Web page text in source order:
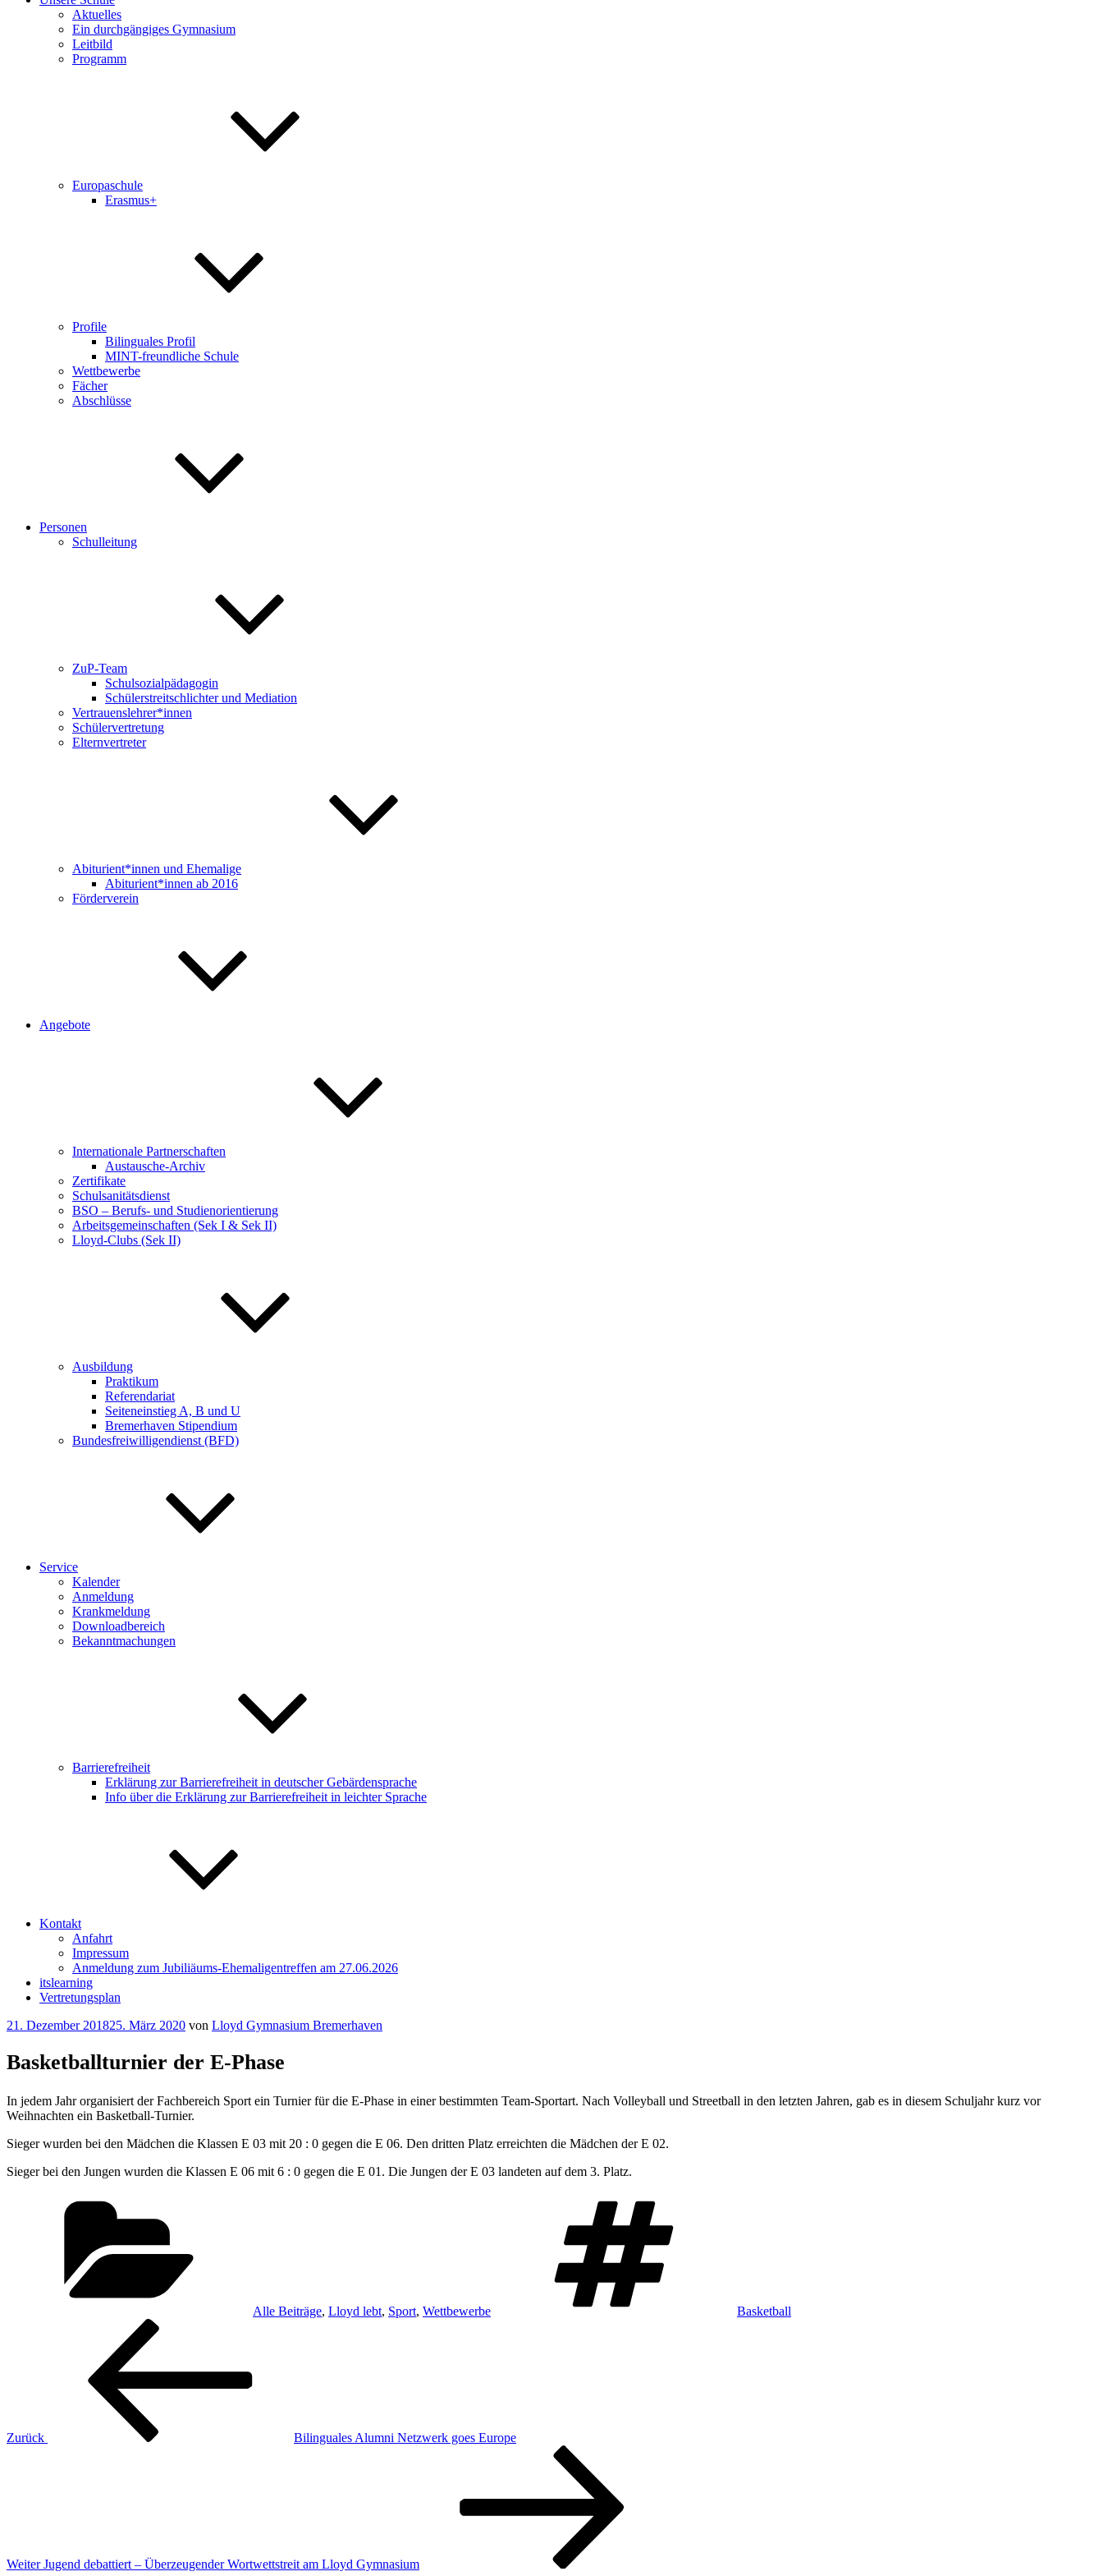
Aktuelles
Ein durchgängiges Gymnasium
Leitbild
Programm
Europaschule
Erasmus+
Profile
Bilinguales Profil
MINT-freundliche Schule
Wettbewerbe
Fächer
Abschlüsse
Personen
Schulleitung
ZuP-Team
Schulsozialpädagogin
Schülerstreitschlichter und Mediation
Vertrauenslehrer*innen
Schülervertretung
Elternvertreter
Abiturient*innen und Ehemalige
Abiturient*innen ab 2016
Förderverein
Angebote
Internationale Partnerschaften
Austausche-Archiv
Zertifikate
Schulsanitätsdienst
BSO – Berufs- und Studienorientierung
Arbeitsgemeinschaften (Sek I & Sek II)
Lloyd-Clubs (Sek II)
Ausbildung
Praktikum
Referendariat
Seiteneinstieg A, B und U
Bremerhaven Stipendium
Bundesfreiwilligendienst (BFD)
Service
Kalender
Anmeldung
Krankmeldung
Downloadbereich
Bekanntmachungen
Barrierefreiheit
Erklärung zur Barrierefreiheit in deutscher Gebärdensprache
Info über die Erklärung zur Barrierefreiheit in leichter Sprache
Kontakt
Anfahrt
Impressum
Anmeldung zum Jubiliäums-Ehemaligentreffen am 27.06.2026
itslearning
Vertretungsplan
Veröffentlicht
21. Dezember 201825. März 2020 von Lloyd Gymnasium Bremerhaven
Basketballturnier der E-Phase
In jedem Jahr organisiert der Fachbereich Sport ein Turnier für die E-Phase in einer bestimmten Team-Sportart. Nach Volleyball und Streetball in den letzten Jahren, gab es in diesem Schuljahr kurz vor
Weihnachten ein Basketball-Turnier.
Sieger wurden bei den Mädchen die Klassen E 03 mit 20 : 0 gegen die E 06. Den dritten Platz erreichten die Mädchen der E 02.
Sieger bei den Jungen wurden die Klassen E 06 mit 6 : 0 gegen die E 01. Die Jungen der E 03 landeten auf dem 3. Platz.
Alle Beiträge, Lloyd lebt, Sport, Wettbewerbe Basketball
Beitragsnavigation
Zurück
Bilinguales Alumni Netzwerk goes Europe
Weiter Jugend debattiert – Überzeugender Wortwettstreit am Lloyd Gymnasium